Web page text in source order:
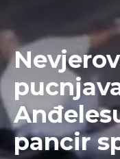
pancir